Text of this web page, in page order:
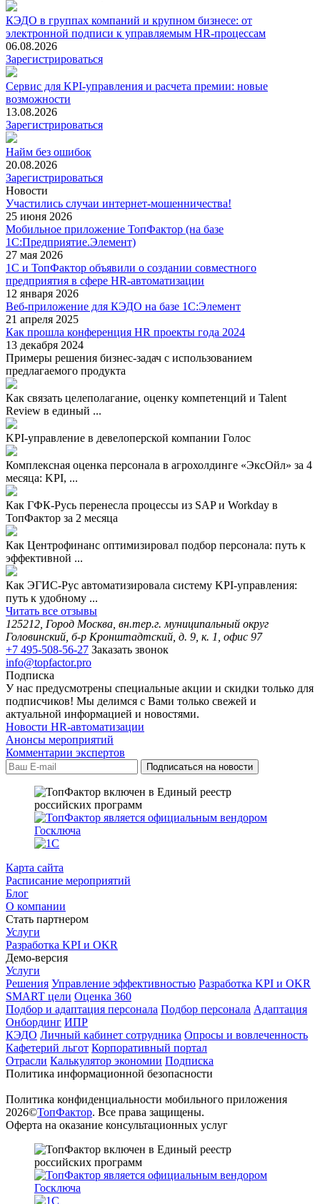
КЭДО в группах компаний и крупном бизнесе: от
электронной подписи к управляемым HR-процессам
06.08.2026
Зарегистрироваться
Сервис для KPI-управления и расчета премии: новые
возможности
13.08.2026
Зарегистрироваться
Найм без ошибок
20.08.2026
Зарегистрироваться
Новости
Участились случаи интернет-мошенничества!
25 июня 2026
Мобильное приложение ТопФактор (на базе
1С:Предприятие.Элемент)
27 мая 2026
1С и ТопФактор объявили о создании совместного
предприятия в сфере HR-автоматизации
12 января 2026
Веб-приложение для КЭДО на базе 1С:Элемент
21 апреля 2025
Как прошла конференция HR проекты года 2024
13 декабря 2024
Примеры решения бизнес-задач с использованием
предлагаемого продукта
Как связать целеполагание, оценку компетенций и Talent
Review в единый ...
KPI-управление в девелоперской компании Голос
Комплексная оценка персонала в агрохолдинге «ЭксОйл» за 4
месяца: KPI, ...
Как ГФК-Русь перенесла процессы из SAP и Workday в
ТопФактор за 2 месяца
Как Центрофинанс оптимизировал подбор персонала: путь к
эффективной ...
Как ЭГИС-Рус автоматизировала систему KPI-управления:
путь к удобному ...
Читать все отзывы
125212, Город Москва, вн.тер.г. муниципальный округ
Головинский, б-р Кронштадтский, д. 9, к. 1, офис 97
+7 495-508-56-27 Заказать звонок
info@topfactor.pro
Подписка
У нас предусмотрены специальные акции и скидки только для
подписчиков! Мы делимся с Вами только свежей и
актуальной информацией и новостями.
Новости HR-автоматизации
Анонсы мероприятий
Комментарии экспертов
Карта сайта
Расписание мероприятий
Блог
О компании
Стать партнером
Услуги
Разработка KPI и OKR
Демо-версия
Услуги
Решения Управление эффективностью Разработка KPI и OKR
SMART цели Оценка 360
Подбор и адаптация персонала Подбор персонала Адаптация
Онбординг ИПР
КЭДО Личный кабинет сотрудника Опросы и вовлеченность
Кафетерий льгот Корпоративный портал
Отрасли Калькулятор экономии Подписка
Политика информационной безопасности
Политика конфиденциальности мобильного приложения
2026©ТопФактор. Все права защищены.
Оферта на оказание консультационных услуг